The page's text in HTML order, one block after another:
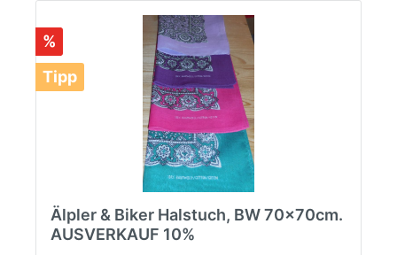
%
Tipp
Älpler & Biker Halstuch, BW 70x70cm.
AUSVERKAUF 10%